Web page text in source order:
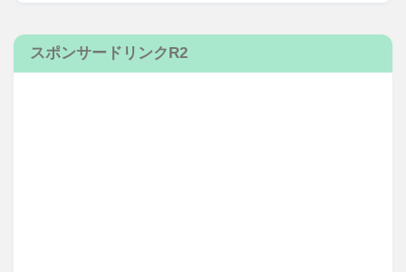
スポンサードリンクR2